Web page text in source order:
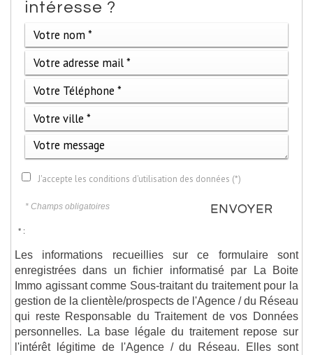
intéresse ?
J'accepte les conditions d'utilisation des données (*)
* Champs obligatoires ENVOYER
* :
Les informations recueillies sur ce formulaire sont
enregistrées dans un fichier informatisé par La Boite
Immo agissant comme Sous-traitant du traitement pour la
gestion de la clientèle/prospects de l'Agence / du Réseau
qui reste Responsable du Traitement de vos Données
personnelles. La base légale du traitement repose sur
l'intérêt légitime de l'Agence / du Réseau. Elles sont